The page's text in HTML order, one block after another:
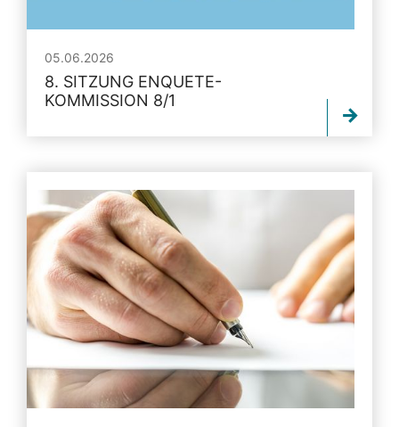
05.06.2026
8. SITZUNG ENQUETE-
KOMMISSION 8/1